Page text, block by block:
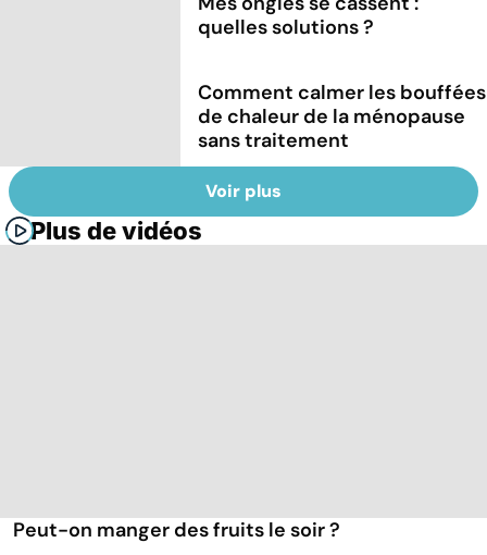
quelles solutions ?
Comment calmer les bouffées
de chaleur de la ménopause
sans traitement
Voir plus
Plus de vidéos
Peut-on manger des fruits le soir ?